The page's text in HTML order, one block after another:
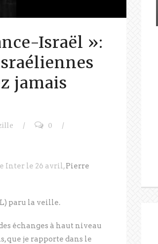
Israël »:
jamais
/ 0
/
Inter le 26 avril,Pierre
paru la veille.
échanges à haut niveau
que je rapporte dans le